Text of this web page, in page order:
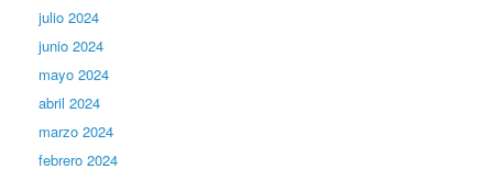
julio 2024
junio 2024
mayo 2024
abril 2024
marzo 2024
febrero 2024